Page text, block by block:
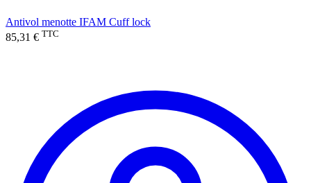
Antivol menotte IFAM Cuff lock
85,31 € TTC